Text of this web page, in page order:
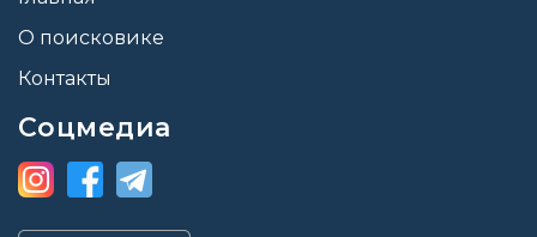
О поисковике
Контакты
Соцмедиа